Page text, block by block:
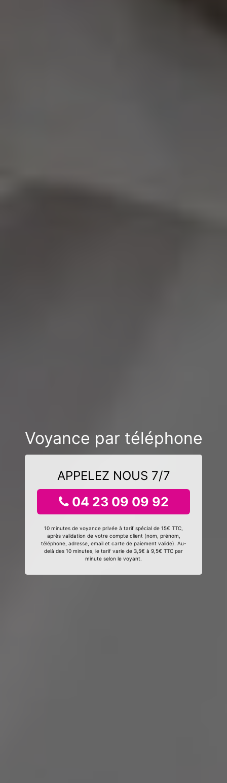
Voyance par téléphone
APPELEZ NOUS 7/7
04 23 09 09 92
10 minutes de voyance privée à tarif spécial de 15€ TTC,
après validation de votre compte client (nom, prénom,
téléphone, adresse, email et carte de paiement valide). Au-
delà des 10 minutes, le tarif varie de 3,5€ à 9,5€ TTC par
minute selon le voyant.